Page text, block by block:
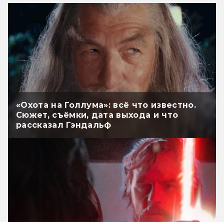
«Охота на Голлума»: всё что известно.
Сюжет, съёмки, дата выхода и что
рассказал Гэндальф